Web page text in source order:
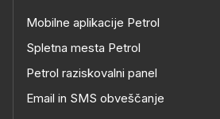
Mobilne aplikacije Petrol
Spletna mesta Petrol
Petrol raziskovalni panel
Email in SMS obveščanje